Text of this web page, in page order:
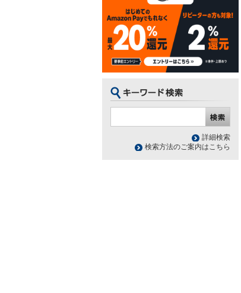
詳細検索
検索方法のご案内はこちら